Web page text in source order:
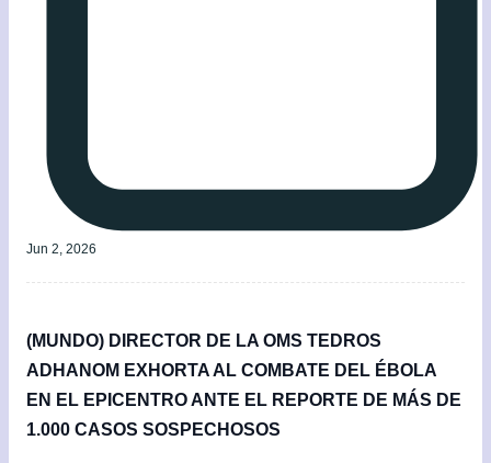
Jun 2, 2026
(MUNDO) DIRECTOR DE LA OMS TEDROS
ADHANOM EXHORTA AL COMBATE DEL ÉBOLA
EN EL EPICENTRO ANTE EL REPORTE DE MÁS DE
1.000 CASOS SOSPECHOSOS